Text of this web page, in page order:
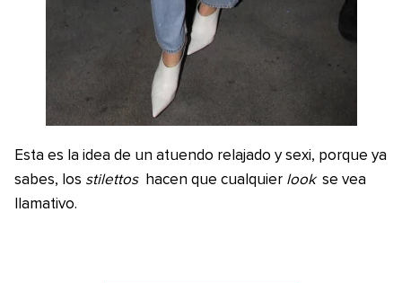
Esta es la idea de un atuendo relajado y sexi, porque ya
sabes, los stilettos hacen que cualquier look se vea
llamativo.